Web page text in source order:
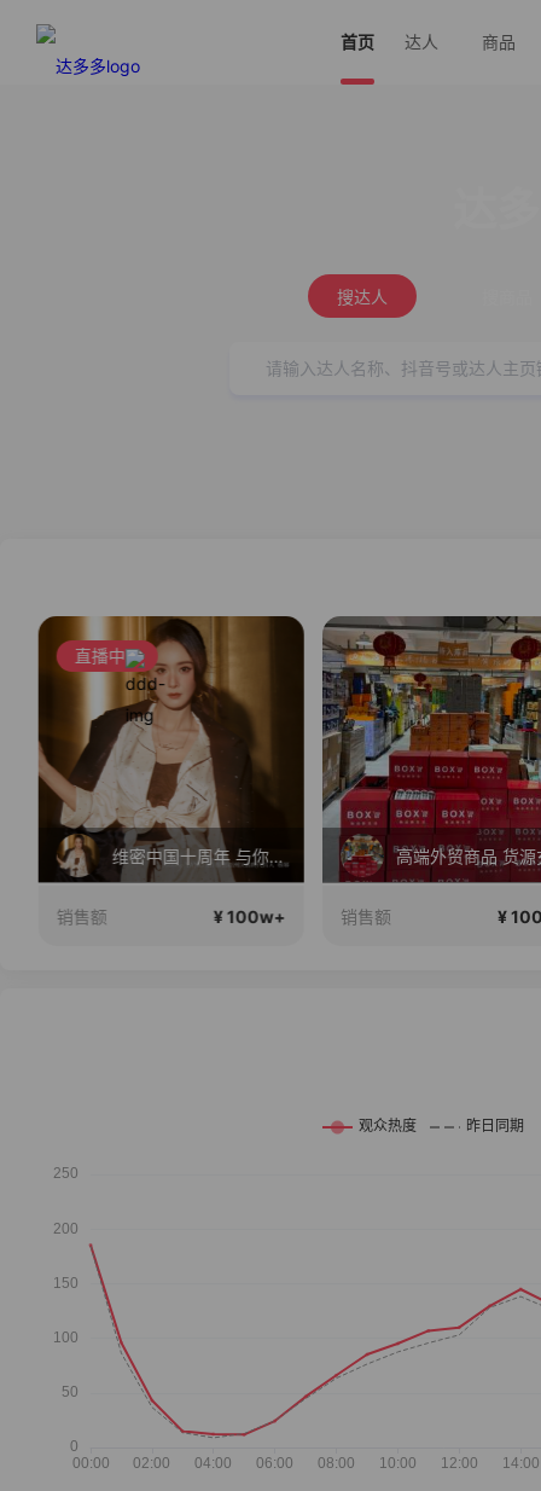
首页 达人 商品
搜达人
直播中
维密中国十周年 与你如此闪耀 抖音超级品牌日
销售额 ¥ 100w+
高端外贸商品 货源
销售额 ¥